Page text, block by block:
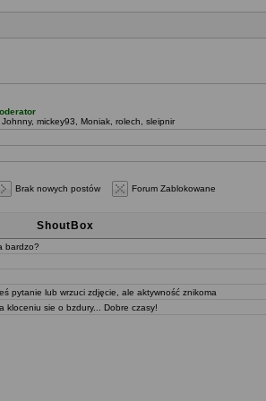
Johnny, mickey93 Moniak rolech
sleipnir
Brak nowych postów Forum Zablokowane
ShoutBox